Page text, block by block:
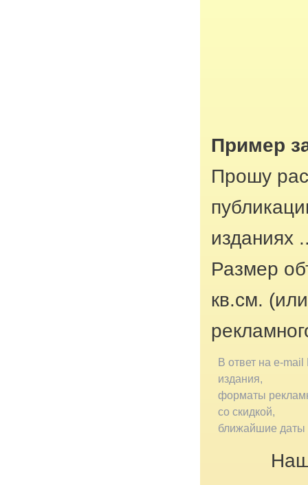
Пример
Прошу
изданиях
Размер
кв.см.
В ответ на e-mail
издания,
форматы
со скидкой,
ближайшие даты